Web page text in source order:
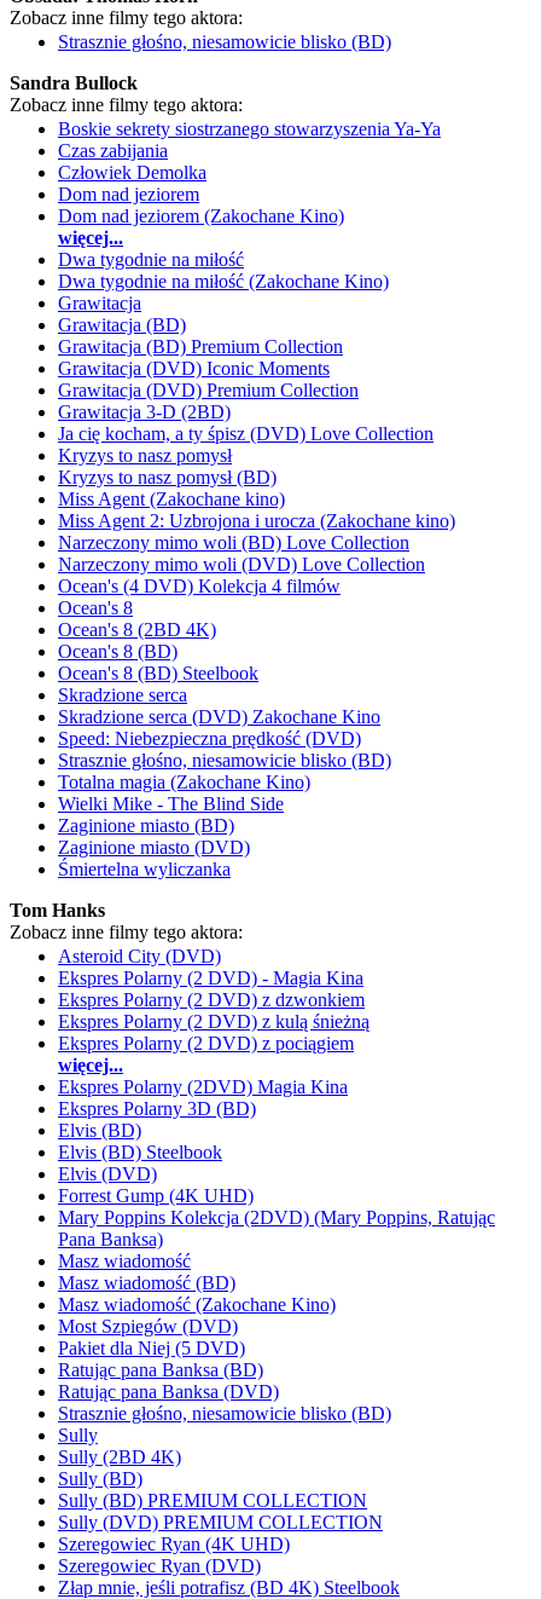
Zobacz inne filmy tego aktora:
Strasznie głośno, niesamowicie blisko (BD)
Sandra Bullock
Zobacz inne filmy tego aktora:
Boskie sekrety siostrzanego stowarzyszenia Ya-Ya
Czas zabijania
Człowiek Demolka
Dom nad jeziorem
Dom nad jeziorem (Zakochane Kino)
więcej...
Dwa tygodnie na miłość
Dwa tygodnie na miłość (Zakochane Kino)
Grawitacja
Grawitacja (BD)
Grawitacja (BD) Premium Collection
Grawitacja (DVD) Iconic Moments
Grawitacja (DVD) Premium Collection
Grawitacja 3-D (2BD)
Ja cię kocham, a ty śpisz (DVD) Love Collection
Kryzys to nasz pomysł
Kryzys to nasz pomysł (BD)
Miss Agent (Zakochane kino)
Miss Agent 2: Uzbrojona i urocza (Zakochane kino)
Narzeczony mimo woli (BD) Love Collection
Narzeczony mimo woli (DVD) Love Collection
Ocean's (4 DVD) Kolekcja 4 filmów
Ocean's 8
Ocean's 8 (2BD 4K)
Ocean's 8 (BD)
Ocean's 8 (BD) Steelbook
Skradzione serca
Skradzione serca (DVD) Zakochane Kino
Speed: Niebezpieczna prędkość (DVD)
Strasznie głośno, niesamowicie blisko (BD)
Totalna magia (Zakochane Kino)
Wielki Mike - The Blind Side
Zaginione miasto (BD)
Zaginione miasto (DVD)
Śmiertelna wyliczanka
Tom Hanks
Zobacz inne filmy tego aktora:
Asteroid City (DVD)
Ekspres Polarny (2 DVD) - Magia Kina
Ekspres Polarny (2 DVD) z dzwonkiem
Ekspres Polarny (2 DVD) z kulą śnieżną
Ekspres Polarny (2 DVD) z pociągiem
więcej...
Ekspres Polarny (2DVD) Magia Kina
Ekspres Polarny 3D (BD)
Elvis (BD)
Elvis (BD) Steelbook
Elvis (DVD)
Forrest Gump (4K UHD)
Mary Poppins Kolekcja (2DVD) (Mary Poppins, Ratując
Pana Banksa)
Masz wiadomość
Masz wiadomość (BD)
Masz wiadomość (Zakochane Kino)
Most Szpiegów (DVD)
Pakiet dla Niej (5 DVD)
Ratując pana Banksa (BD)
Ratując pana Banksa (DVD)
Strasznie głośno, niesamowicie blisko (BD)
Sully
Sully (2BD 4K)
Sully (BD)
Sully (BD) PREMIUM COLLECTION
Sully (DVD) PREMIUM COLLECTION
Szeregowiec Ryan (4K UHD)
Szeregowiec Ryan (DVD)
Złap mnie, jeśli potrafisz (BD 4K) Steelbook